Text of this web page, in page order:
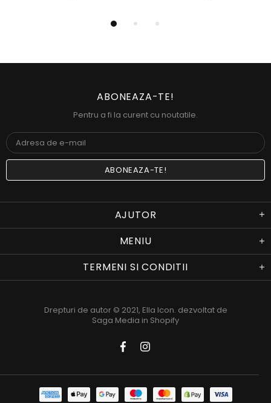
ABONEAZA-TE!
Pentru a fi la curent cu noutatile.
AJUTOR
MENIU
TERMENI SI CONDITII
Drepturi de autor © 2021, Ella Icon. dezvoltat de
Saga Media in Shopify